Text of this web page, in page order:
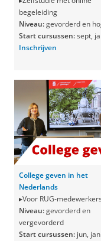
begeleiding
Niveau:gevorderden
Start cursussen:sept,
Inschrijven
College geven in het
Nederlands
▸Voor RUG-medewerkers
Niveau:gevorderd en
vergevorderd
Start cursussen: jun, jan